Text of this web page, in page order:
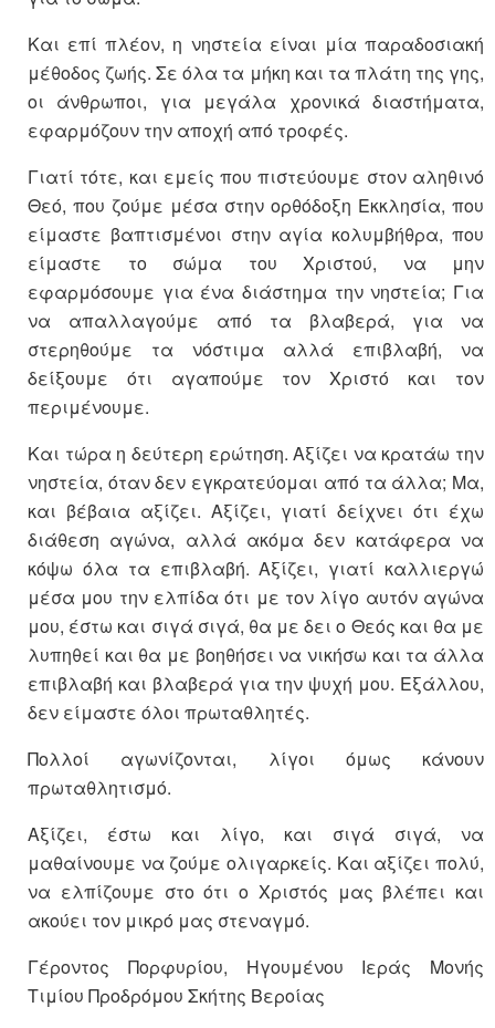
Και επί πλέον, η νηστεία είναι μία παραδοσιακή
μέθοδος ζωής. Σε όλα τα μήκη και τα πλάτη της γης,
οι άνθρωποι, για μεγάλα χρονικά διαστήματα,
εφαρμόζουν την αποχή από τροφές.
Γιατί τότε, και εμείς που πιστεύουμε στον αληθινό
Θεό, που ζούμε μέσα στην ορθόδοξη Εκκλησία, που
είμαστε βαπτισμένοι στην αγία κολυμβήθρα, που
είμαστε το σώμα του Χριστού, να μην
εφαρμόσουμε για ένα διάστημα την νηστεία; Για
να απαλλαγούμε από τα βλαβερά, για να
στερηθούμε τα νόστιμα αλλά επιβλαβή, να
δείξουμε ότι αγαπούμε τον Χριστό και τον
περιμένουμε.
Και τώρα η δεύτερη ερώτηση. Αξίζει να κρατάω την
νηστεία, όταν δεν εγκρατεύομαι από τα άλλα; Μα,
και βέβαια αξίζει. Αξίζει, γιατί δείχνει ότι έχω
διάθεση αγώνα, αλλά ακόμα δεν κατάφερα να
κόψω όλα τα επιβλαβή. Αξίζει, γιατί καλλιεργώ
μέσα μου την ελπίδα ότι με τον λίγο αυτόν αγώνα
μου, έστω και σιγά σιγά, θα με δει ο Θεός και θα με
λυπηθεί και θα με βοηθήσει να νικήσω και τα άλλα
επιβλαβή και βλαβερά για την ψυχή μου. Εξάλλου,
δεν είμαστε όλοι πρωταθλητές.
Πολλοί αγωνίζονται, λίγοι όμως κάνουν
πρωταθλητισμό.
Αξίζει, έστω και λίγο, και σιγά σιγά, να
μαθαίνουμε να ζούμε ολιγαρκείς. Και αξίζει πολύ,
να ελπίζουμε στο ότι ο Χριστός μας βλέπει και
ακούει τον μικρό μας στεναγμό.
Γέροντος Πορφυρίου, Ηγουμένου Ιεράς Μονής
Τιμίου Προδρόμου Σκήτης Βεροίας